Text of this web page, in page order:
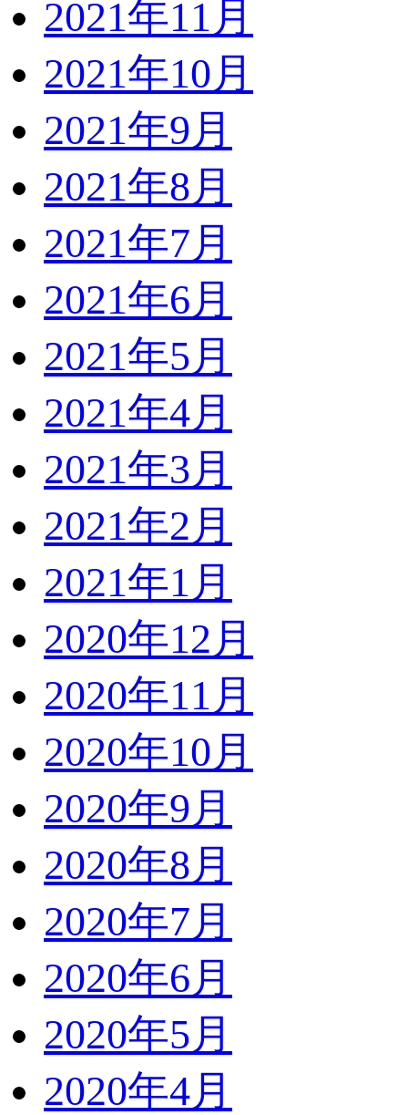
2021年11月
2021年10月
2021年9月
2021年8月
2021年7月
2021年6月
2021年5月
2021年4月
2021年3月
2021年2月
2021年1月
2020年12月
2020年11月
2020年10月
2020年9月
2020年8月
2020年7月
2020年6月
2020年5月
2020年4月